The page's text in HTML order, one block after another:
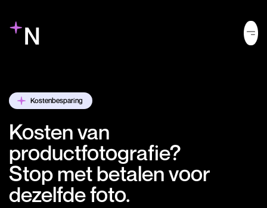
Kostenbesparing
Kosten van
productfotografie?
Stop met betalen voor
dezelfde foto.